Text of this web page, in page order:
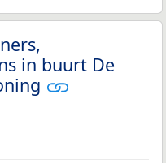
in buurt De